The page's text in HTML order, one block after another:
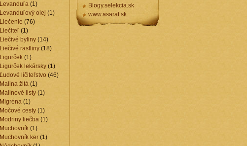
Levanduľa (1)
Levanduľový olej (1)
Liečenie (76)
Liečiteľ (1)
Liečivé byliny (14)
Liečivé rastliny (18)
Ligurček (1)
Ligurček lekársky (1)
Ľudové ličiteľstvo (46)
Malina žltá (1)
Malinové listy (1)
Migréna (1)
Močové cesty (1)
Modriny liečba (1)
Muchovník (1)
Muchovník ker (1)
Blogy.selekcia.sk
www.asarat.sk